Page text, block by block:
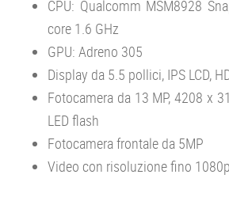
CPU: Qualcomm MSM8928
core 1.6 GHz
GPU: Adreno 305
Display da 5.5 pollici, IPS LCD,
Fotocamera da 13 MP, 4208 x
LED flash
Fotocamera frontale da 5MP
Video con risoluzione fino 1080p